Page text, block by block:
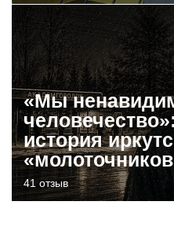
«Мы
история
41 отзыв